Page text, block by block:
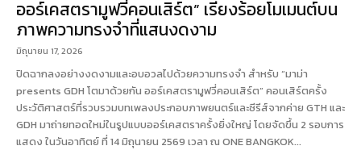
ออร์เคสตรามูฟวี่คอนเสิร์ต” เรียงร้อยโมเมนต์บน
ภาพความทรงจำที่แสนงดงาม
มิถุนายน 17, 2026
ปิดฉากลงอย่างงดงามและอบอวลไปด้วยความทรงจำ สำหรับ “มาม่า
presents GDH โตมาด้วยกัน ออร์เคสตรามูฟวี่คอนเสิร์ต” คอนเสิร์ตครั้ง
ประวัติศาสตร์ที่รวบรวมบทเพลงประกอบภาพยนตร์และซีรีส์จากค่าย GTH และ
GDH มาถ่ายทอดใหม่ในรูปแบบออร์เคสตราครั้งยิ่งใหญ่ โดยจัดขึ้น 2 รอบการ
แสดง ในวันอาทิตย์ ที่ 14 มิถุนายน 2569 เวลา ณ ONE BANGKOK...